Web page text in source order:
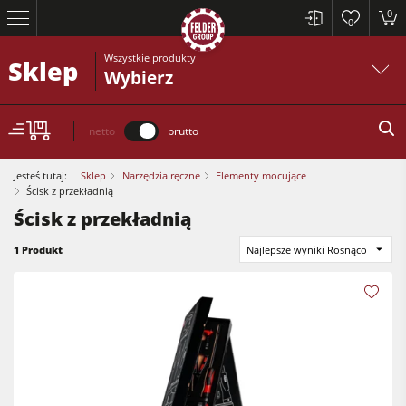
0
0
Piły formatowe
Frezarki dolnowrzecionowe
Obrabiarki 5-czynnościowe
Centra obróbcze CNC
Frezarki dolnowrzecionowe
Sklep Wszystkie produkty
Wybierz
netto brutto
Jesteś tutaj: Sklep Narzędzia ręczne
Elementy mocujące
Ścisk z przekładnią
Ścisk z przekładnią
1 Produkt Najlepsze wyniki Rosnąco